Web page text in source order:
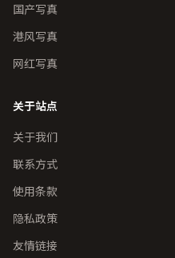
国产写真
港风写真
网红写真
关于站点
关于我们
联系方式
使用条款
隐私政策
友情链接